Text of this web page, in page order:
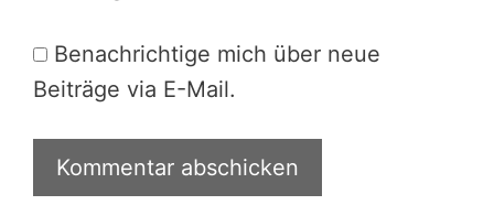
Benachrichtige mich über neue
Beiträge via E-Mail.